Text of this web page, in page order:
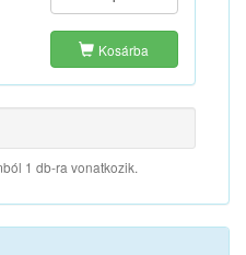
Kosárba
1 db-ra vonatkozik.